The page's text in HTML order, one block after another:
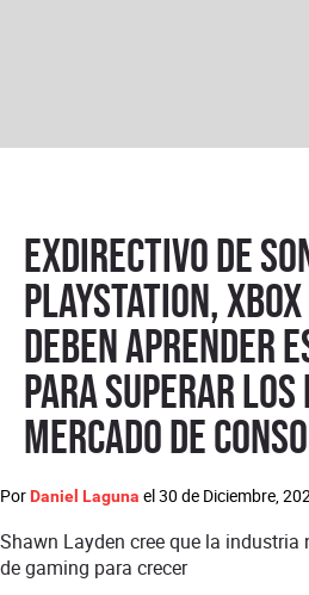
Exdirectivo de
PlayStation,
deben aprender
para superar
mercado de
Por Daniel Laguna el30 de Diciembre,
Shawn Layden cree que la
de gaming para crecer